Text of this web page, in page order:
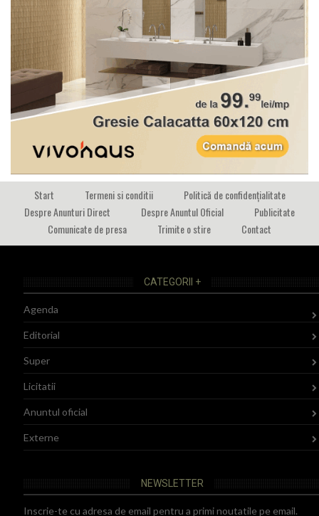
Start Termeni si conditii
Politică de confidențialitate
Despre Anunturi Direct
Despre Anuntul Oficial
Publicitate
Comunicate de presa
Trimite o stire Contact
CATEGORII +
Agenda
Editorial
Super
Licitatii
Anuntul oficial
Externe
NEWSLETTER
Inscrie-te cu adresa de email pentru a primi noutatile pe email.